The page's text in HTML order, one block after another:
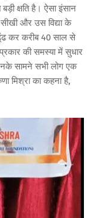
क्षति है। ऐसा इंसान
सीखी और उस विद्या के
कर करीब 40 साल से
प्रकार की समस्या में सुधार
सामने सभी लोग एक
मिश्रा का कहना है,